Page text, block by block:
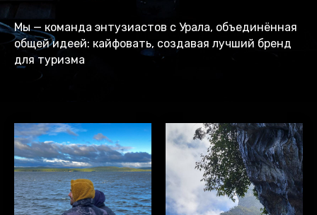
Мы — команда энтузиастов с Урала, объединённая
общей идеей: кайфовать, создавая лучший бренд
для туризма